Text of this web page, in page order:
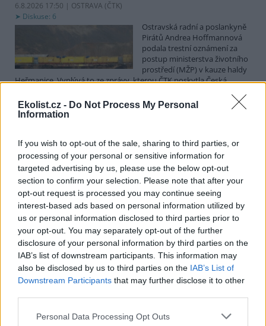
Ekolist.cz - Do Not Process My Personal
Information
If you wish to opt-out of the sale, sharing to third parties, or
processing of your personal or sensitive information for
targeted advertising by us, please use the below opt-out
section to confirm your selection. Please note that after your
opt-out request is processed you may continue seeing
interest-based ads based on personal information utilized by
us or personal information disclosed to third parties prior to
your opt-out. You may separately opt-out of the further
disclosure of your personal information by third parties on the
IAB’s list of downstream participants. This information may
also be disclosed by us to third parties on the IAB’s List of
Downstream Participants that may further disclose it to other
Personal Data Processing Opt Outs
6.8.2026 17:50 | OSTRAVA (ČTK)
Diskuse: 6
Ostravská radní a poslankyně
Pirátů Andrea Hoffmannová
podala trestní oznámení za
postup ministerstva životního
prostředí (MŽP) v kauze haldy
Heřmanice. Vyplývá to ze zprávy, kterou ČTK poskytla Česká
případu České inspekci životního prostředí (ČIŽP) a zastavení řízení.
Hoffmannová ČTK sdělila, že trestní oznámení podala proti dosud
zjištěna prověřováním. Stanovisko MŽP a ČIŽP ČTK shání.
Ředitelé odborů i mluvčí se z ČIŽP rozhodli odejít z
vlastní vůle, řekl Straka
6.8.2026 15:22 (ČTK)
Ředitel odboru vnitřních
služeb Matěj Mrlina, vedoucí
služebního úřadu Oldřich
Jarolím a tisková mluvčí Miriam
Loužecká končí na České
inspekci životního prostředí (ČIŽP) z vlastní iniciativy. Na dotaz ČTK
to napsal nový ředitel inspekce Pavel Straka (za Motoristy). O jejich
plánovaných odchodechinformovalyv pondělí Seznam Zprávy.